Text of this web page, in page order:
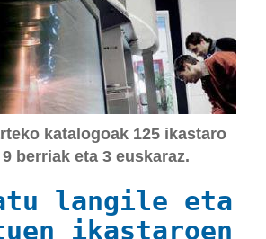
katalogoak 125 ikastaro
berriak eta 3 euskaraz.
langile eta
ikastaroen